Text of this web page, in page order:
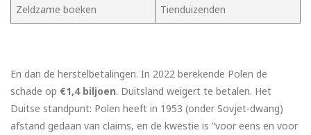
Zeldzame boeken Tienduizenden
En dan de herstelbetalingen. In 2022 berekende Polen de
schade op €1,4 biljoen. Duitsland weigert te betalen. Het
Duitse standpunt: Polen heeft in 1953 (onder Sovjet-dwang)
afstand gedaan van claims, en de kwestie is “voor eens en voor